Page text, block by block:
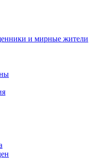
и мирные жители